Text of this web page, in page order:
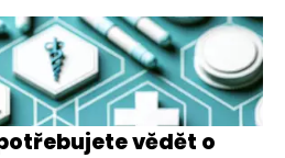
vědět o